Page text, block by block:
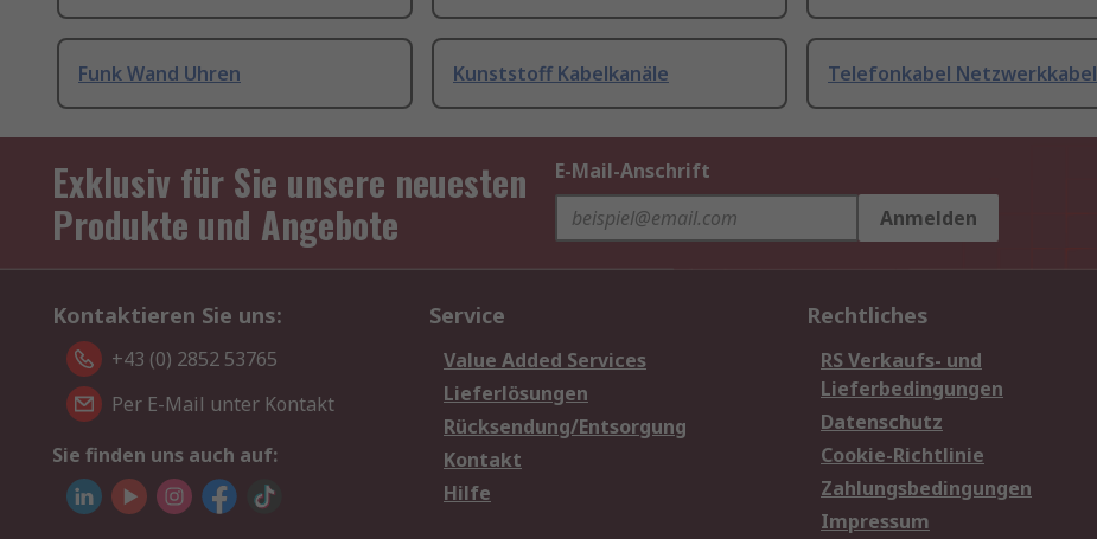
Funk Wand Uhren Kunststoff Kabelkanäle Telefonkabel Netzwerkkabel
Exklusiv für Sie unsere neuesten
Produkte und Angebote
E-Mail-Anschrift
Anmelden
Kontaktieren Sie uns:
+43 (0) 2852 53765
Per E-Mail unter Kontakt
Sie finden uns auch auf:
Service
Value Added Services
Lieferlösungen
Rücksendung/Entsorgung
Kontakt
Hilfe
Rechtliches
RS Verkaufs- und
Lieferbedingungen
Datenschutz
Cookie-Richtlinie
Zahlungsbedingungen
Impressum